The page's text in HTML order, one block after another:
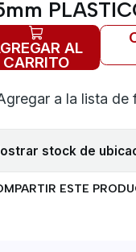
AL
CARRITO
a la lista de
stock de
ESTE